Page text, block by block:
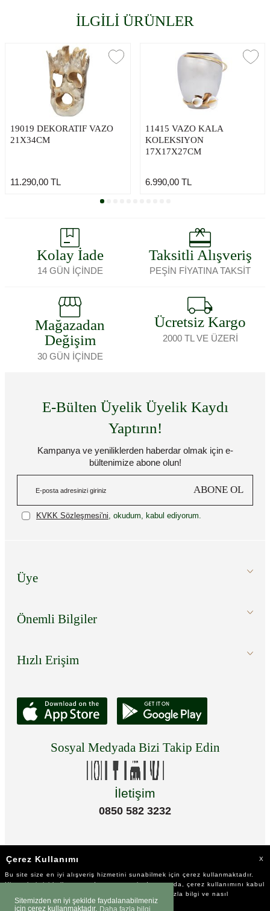
Sitemizden en iyi şekilde faydalanabilmeniz
için çerez kullanmaktadır. Daha fazla bilgi
İLGİLİ ÜRÜNLER
19019 DEKORATIF VAZO
21X34CM
11.290,00 TL
11415 VAZO KALA
KOLEKSIYON
17X17X27CM
6.990,00TL
Kolay İade
14 GÜN İÇİNDE
Taksitli Alışveriş
PEŞİN FİYATINA TAKSİT
Mağazadan
Değişim
30 GÜN İÇİNDE
Ücretsiz Kargo
2000 TL VE ÜZERİ
E-Bülten Üyelik Üyelik Kaydı
Yaptırın!
Kampanya ve yeniliklerden haberdar olmak için e-
bültenimize abone olun!
ABONE OL
KVKK Sözleşmesi'ni , okudum, kabul ediyorum.
Üye
Önemli Bilgiler
Hızlı Erişim
Sosyal Medyada Bizi Takip Edin
İletişim
0850 582 3232
Çerez Kullanımı X
Bu site size en iyi alışveriş hizmetini sunabilmek için çerez kullanmaktadır.
Hizmetlerimizi kullanmaya devam etmeniz durumunda, çerez kullanımını kabul
ettiğinizi varsayacağız. Çerezler hakkında daha fazla bilgi ve nasıl
reddedeceğinizi öğrenmek içintıklayınız